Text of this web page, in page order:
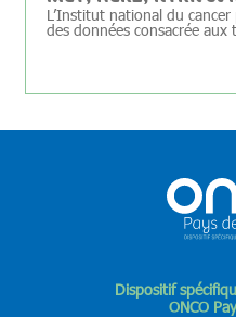
L’Institut national du
des données consacrée aux
Dispositif
ONCO